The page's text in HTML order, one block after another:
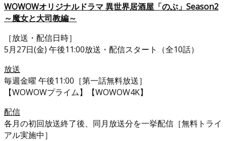
WOWOWオリジナルドラマ 異世界居酒屋「のぶ」Season2
～魔女と大司教編～
［放送・配信日時］
5月27日(金) 午後11:00放送・配信スタート（全10話）
放送
毎週金曜 午後11:00［第一話無料放送］
【WOWOWプライム】【WOWOW4K】
配信
各月の初回放送終了後、同月放送分を一挙配信［無料トライ
アル実施中］